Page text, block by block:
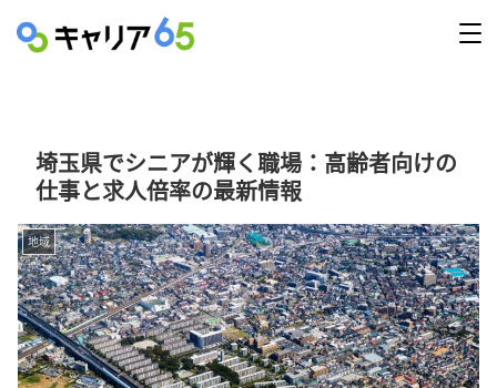
埼玉県でシニアが輝く職場：高齢者向けの
仕事と求人倍率の最新情報
地域